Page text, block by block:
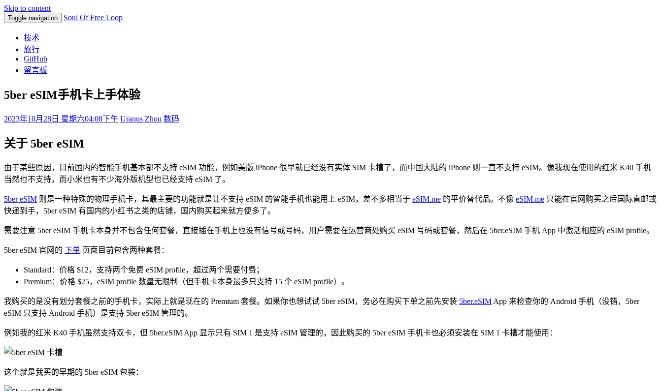
Skip to content
Toggle navigation Soul Of Free Loop
技术
旅行
GitHub
留言板
5ber eSIM手机卡上手体验
2023年10月28日 星期六04:08下午 Uranus Zhou 数码
关于 5ber eSIM
由于某些原因，目前国内的智能手机基本都不支持 eSIM 功能，例如美版 iPhone 很早就已经没有实体 SIM 卡槽了，而中国大陆的 iPhone 则一直不支持 eSIM。像我现在使用的红米 K40 手机
当然也不支持，而小米也有不少海外版机型也已经支持 eSIM 了。
5ber eSIM 则是一种特殊的物理手机卡，其最主要的功能就是让不支持 eSIM 的智能手机也能用上 eSIM，差不多相当于 eSIM.me 的平价替代品。不像 eSIM.me 只能在官网购买之后国际直邮或
快递到手，5ber eSIM 有国内的小红书之类的店铺，国内购买起来就方便多了。
需要注意 5ber eSIM 手机卡本身并不包含任何套餐，直接插在手机上也没有信号或号码，用户需要在运营商处购买 eSIM 号码或套餐，然后在 5ber.eSIM 手机 App 中激活相应的 eSIM profile。
5ber eSIM 官网的 下单 页面目前包含两种套餐：
Standard：价格 $12，支持两个免费 eSIM profile，超过两个需要付费；
Premium：价格 $25，eSIM profile 数量无限制（但手机卡本身最多只支持 15 个 eSIM profile）。
我购买的是没有划分套餐之前的手机卡，实际上就是现在的 Premium 套餐。如果你也想试试 5ber eSIM，务必在购买下单之前先安装 5ber.eSIM App 来检查你的 Android 手机（没错，5ber
eSIM 只支持 Android 手机）是支持 5ber eSIM 管理的。
例如我的红米 K40 手机虽然支持双卡，但 5ber.eSIM App 显示只有 SIM 1 是支持 eSIM 管理的，因此购买的 5ber eSIM 手机卡也必须安装在 SIM 1 卡槽才能使用：
这个就是我买的早期的 5ber eSIM 包装：